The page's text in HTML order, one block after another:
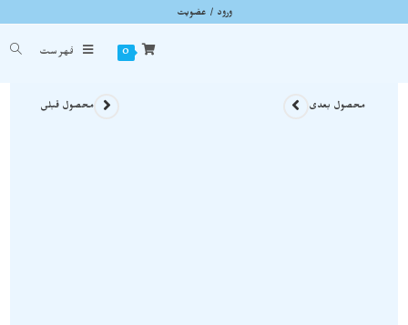
ورود / عضویت
0 فهرست
محصول قبلی محصول بعدی